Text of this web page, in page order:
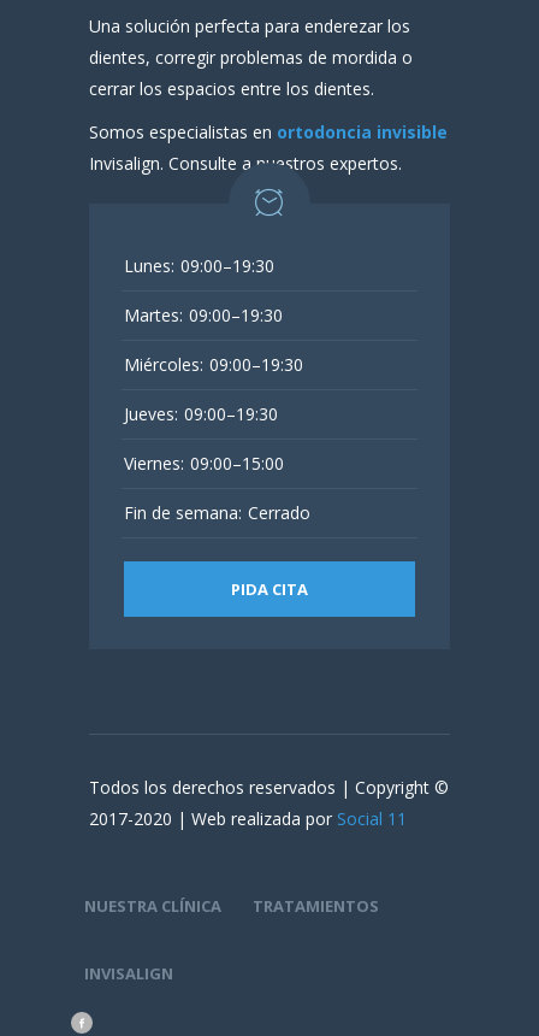
Una solución perfecta para enderezar los
dientes, corregir problemas de mordida o
cerrar los espacios entre los dientes.
Somos especialistas en ortodoncia invisible
Invisalign. Consulte a nuestros expertos.
Lunes: 09:00–19:30
Martes: 09:00–19:30
Miércoles: 09:00–19:30
Jueves: 09:00–19:30
Viernes: 09:00–15:00
Fin de semana: Cerrado
PIDA CITA
Todos los derechos reservados | Copyright ©
2017-2020 | Web realizada por Social 11
NUESTRA CLÍNICA TRATAMIENTOS
INVISALIGN